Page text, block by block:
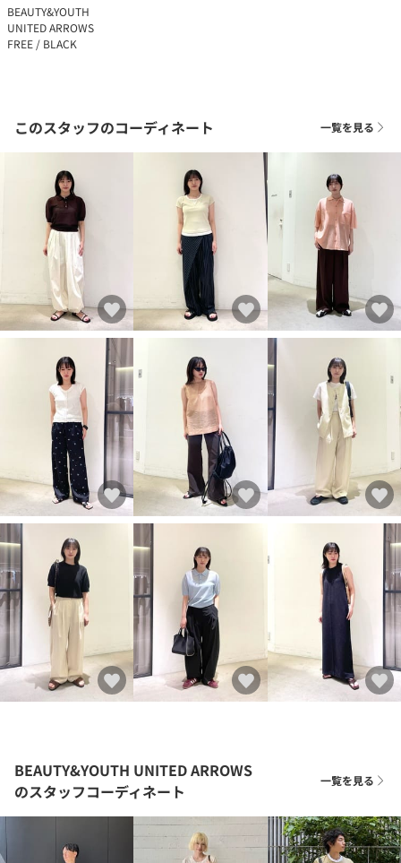
BEAUTY&YOUTH
UNITED ARROWS
FREE / BLACK
このスタッフのコーディネート 一覧を見る
BEAUTY&YOUTH UNITED ARROWS
のスタッフコーディネート
一覧を見る